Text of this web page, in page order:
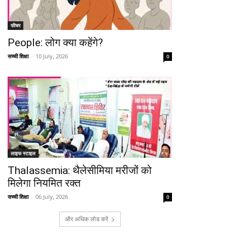
फीचर
People: लोग क्या कहेंगे?
सच्ची शिक्षा - 10 July, 2026 0
लाइफ स्टाइल
Thalassemia: थैलेसीमिया मरीजों को
मिलेगा नियमित रक्त
सच्ची शिक्षा - 06 July, 2026 0
और अधिक लोड करें